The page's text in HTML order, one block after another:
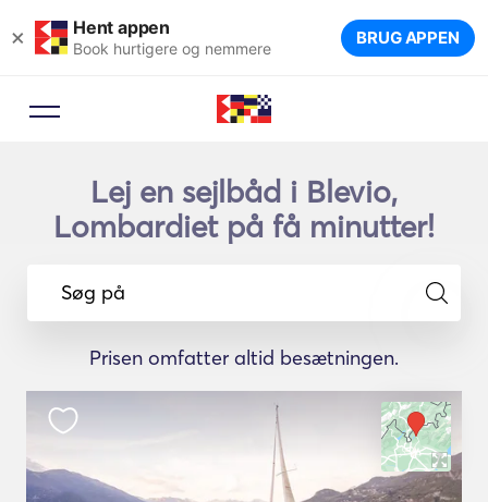
× Hent appen
Book hurtigere og nemmere BRUG APPEN
Lej en sejlbåd i Blevio,
Lombardiet på få minutter!
Søg på
Prisen omfatter altid besætningen.